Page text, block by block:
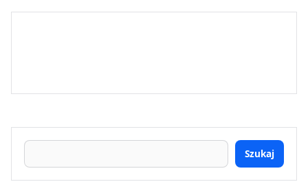
Szukaj